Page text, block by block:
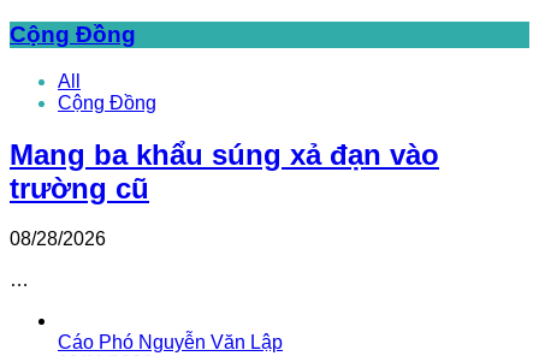
Cộng Đồng
All
Cộng Đồng
Mang ba khẩu súng xả đạn vào
trường cũ
08/28/2026
…
Cáo Phó Nguyễn Văn Lập